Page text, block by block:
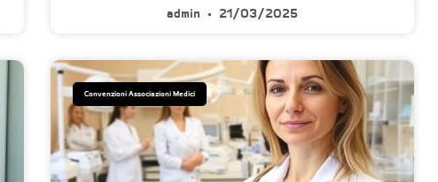
admin 21/03/2025
Convenzioni Associazioni Medici